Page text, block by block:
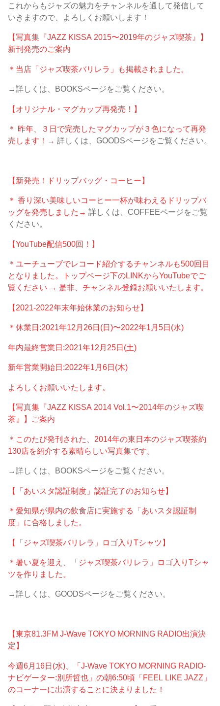
これからもジャズの魅力をチャンネルを通して発信して
いきますので、よろしくお願いします！
【写真集『JAZZ KISSA 2015〜2019年のジャズ喫茶』】
新刊発売のご案内
＊当店「ジャズ喫茶バリレラ」も掲載されました。
→詳しくは、BOOKSページをご覧ください。
【オリジナル・マグカップ再発売！】
＊ 昨年、３日で完売したマグカップが３色になって再発
売します！→詳しくは、GOODSページをご覧ください。
【新発売！ドリップバッグ・コーヒー】
＊ 香り深い美味しいコーヒー一杯が味わえるドリップバ
ッグを発売しました→詳しくは、COFFEEページをご覧
ください。
【YouTube配信500回！】
＊ユーチューブでレコード紹介するチャンネルも500回目
となりました。トップページ下のLINKからYouTubeでご
覧ください → 是非、チャンネル登録お願いいたします。
【2021-2022年末年始休業のお知らせ】
＊休業日:2021年12月26日(日)〜2022年1月5日(水)
年内最終営業日:2021年12月25日(土)
新年営業開始日:2022年1月6日(木)
よろしくお願いいたします。
【写真集『JAZZ KISSA 2014 Vol.1〜2014年のジャズ喫
茶』】ご案内
＊このたび発刊された、2014年の東日本のジャズ喫茶約
130店を紹介する素晴らしい写真集です。
→詳しくは、BOOKSページをご覧ください。
【「あいスタ認証制度」認証完了のお知らせ】
＊愛知県が県内の飲食店に実施する「あいスタ認証制
度」に合格しました。
【「ジャズ喫茶バリレラ」ロゴ入りTシャツ】
＊暑い夏を迎え、「ジャズ喫茶バリレラ」ロゴ入りTシャ
ツを作りました。
→詳しくは、GOODSページをご覧ください。
【東京81.3FM J-Wave TOKYO MORNING RADIO出演決
定】
今週6月16日(水)、「J-Wave TOKYO MORNING RADIO-
ナビゲーター:別所哲也」の朝6:50頃「FEEL LIKE JAZZ」
のコーナーに出演することに決まりました！